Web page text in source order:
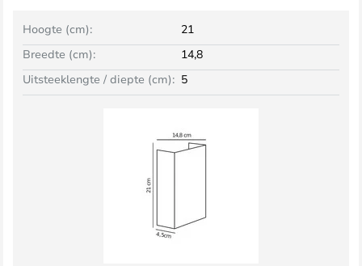
Breedte (cm): 14,8
Hoogte (cm): 21
Uitsteeklengte / diepte (cm): 5